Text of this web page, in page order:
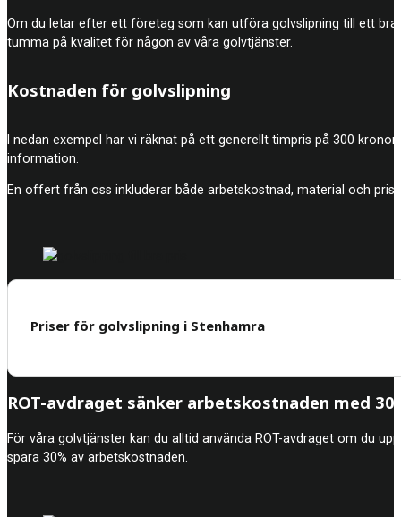
Om du letar efter ett företag som kan utföra golvslipning till ett
tumma på kvalitet för någon av våra golvtjänster.
Kostnaden för golvslipning
I nedan exempel har vi räknat på ett generellt timpris på 300
information.
En offert från oss inkluderar både arbetskostnad, material och
Priser för golvslipning i Stenhamra
ROT-avdraget sänker arbetskostnaden med
För våra golvtjänster kan du alltid använda ROT-avdraget om du
spara 30% av arbetskostnaden.